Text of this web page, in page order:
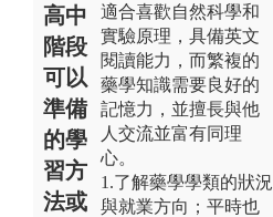
高中
階段
可以
準備
的學
習方
法或
適合喜歡自然科學和
實驗原理，具備英文
閱讀能力，而繁複的
藥學知識需要良好的
記憶力，並擅長與他
人交流並富有同理
心。
1.了解藥學學類的狀況
與就業方向；平時也